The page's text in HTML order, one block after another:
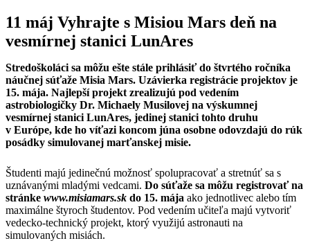
11 máj Vyhrajte s Misiou Mars deň na
vesmírnej stanici LunAres
Stredoškoláci sa môžu ešte stále prihlásiť do štvrtého ročníka
náučnej súťaže Misia Mars. Uzávierka registrácie projektov je
15. mája. Najlepší projekt zrealizujú pod vedením
astrobiologičky Dr. Michaely Musilovej na výskumnej
vesmírnej stanici LunAres, jedinej stanici tohto druhu
v Európe, kde ho víťazi koncom júna osobne odovzdajú do rúk
posádky simulovanej marťanskej misie.
Študenti majú jedinečnú možnosť spolupracovať a stretnúť sa s
uznávanými mladými vedcami. Do súťaže sa môžu registrovať na
stránke www.misiamars.sk do 15. mája ako jednotlivec alebo tím
maximálne štyroch študentov. Pod vedením učiteľa majú vytvoriť
vedecko-technický projekt, ktorý využijú astronauti na
simulovaných misiách.